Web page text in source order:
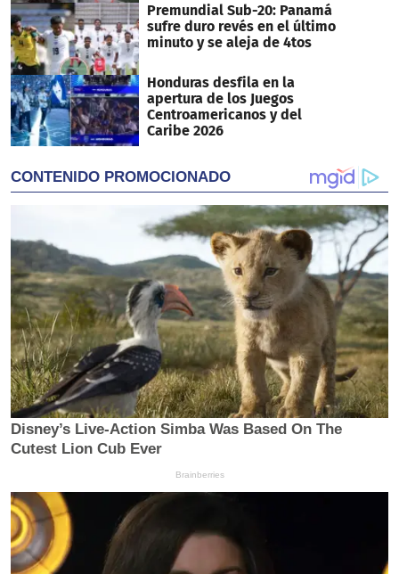
Premundial Sub-20: Panamá
sufre duro revés en el último
minuto y se aleja de 4tos
Honduras desfila en la
apertura de los Juegos
Centroamericanos y del
Caribe 2026